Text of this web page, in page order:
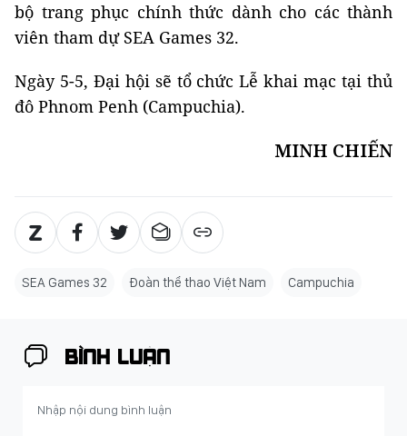
bộ trang phục chính thức dành cho các thành
viên tham dự SEA Games 32.
Ngày 5-5, Đại hội sẽ tổ chức Lễ khai mạc tại thủ
đô Phnom Penh (Campuchia).
MINH CHIẾN
SEA Games 32 Đoàn thể thao Việt Nam Campuchia
BÌNH LUẬN